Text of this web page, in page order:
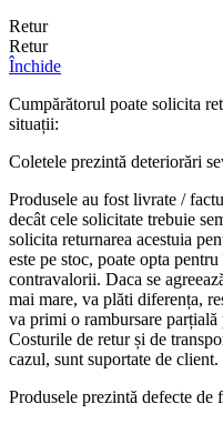
Retur
Retur
Închide
Cumpărătorul poate solicita
situații:
Coletele prezintă deteriorări
Produsele au fost livrate /
decât cele solicitate trebuie
solicita returnarea acestuia
este pe stoc, poate opta
contravalorii. Daca se
mai mare, va plăti diferența,
va primi o rambursare
Costurile de retur și de
cazul, sunt suportate de client.
Produsele prezintă defecte de